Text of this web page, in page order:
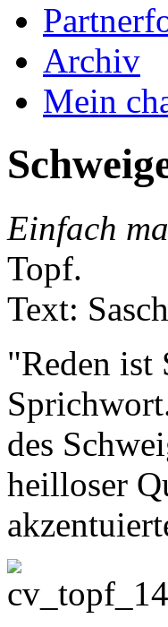
Archiv
Mein
Einfach
Topf.
Text:
"Reden ist
des
heilloser